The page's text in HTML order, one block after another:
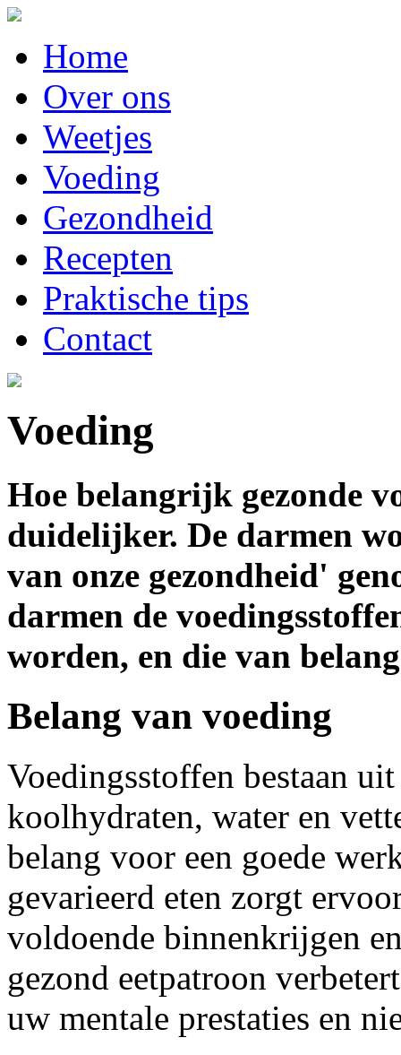
Home
Over ons
Weetjes
Voeding
Gezondheid
Recepten
Praktische tips
Contact
Voeding
Hoe belangrijk gezonde
duidelijker. De darmen
van onze gezondheid'
darmen de
worden, en die van
Belang van voeding
Voedingsstoffen bestaan
koolhydraten, water en
belang voor een goede
gevarieerd eten zorgt
voldoende binnenkrijgen
gezond eetpatroon
uw mentale prestaties en